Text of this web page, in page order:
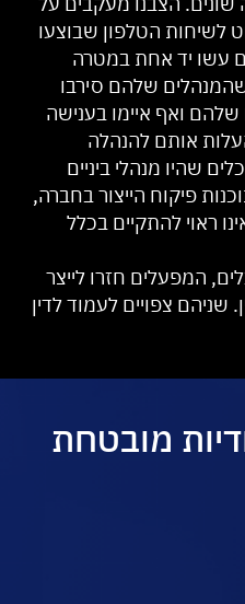
לשיחות הטלפון שבוצעו
הם עשו יד אחת במטרה
שלהם סירבו
שלהם ואף איימו בענישה
אותם להנהלה
שהיו מנהלי ביניים
פיקוח הייצור בחברה,
ראוי להתקיים בכלל
המפעלים חזרו לייצר
שניהם צפויים לעמוד לדין
מובטחת